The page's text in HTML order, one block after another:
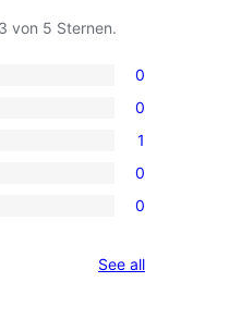
3 von 5 Sternen.
0
0
1
0
0
See allreviews